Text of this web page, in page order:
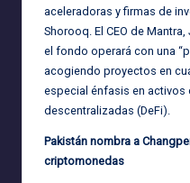
aceleradoras y firmas de
Shorooq. El CEO de
el fondo operará con una
acogiendo proyectos en
especial énfasis en activos
descentralizadas (DeFi).
Pakistán nombra a
criptomonedas